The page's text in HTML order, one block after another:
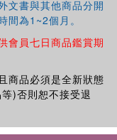
文書與其他商品分開
間為1~2個月。
會員七日商品鑑賞期
商品必須是全新狀態
)否則恕不接受退